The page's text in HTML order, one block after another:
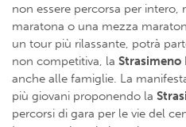
non essere percorsa per intero,
maratona o una mezza
un tour più rilassante, potrà
non competitiva, la Strasimeno
anche alle famiglie. La
più giovani proponendo la
percorsi di gara per le vie del